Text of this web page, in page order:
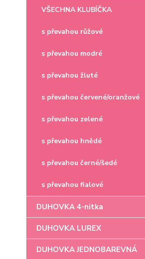
VŠECHNA KLUBÍČKA
s převahou růžové
s převahou modré
s převahou žluté
s převahou červené/oranžové
s převahou zelené
s převahou hnědé
s převahou černé/šedé
s převahou fialové
DUHOVKA 4-nitka
DUHOVKA LUREX
DUHOVKA JEDNOBAREVNÁ